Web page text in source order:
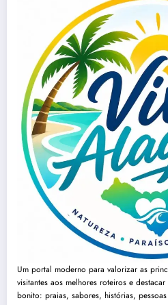
Um portal moderno para valorizar as
visitantes aos melhores roteiros e
bonito: praias, sabores, histórias,